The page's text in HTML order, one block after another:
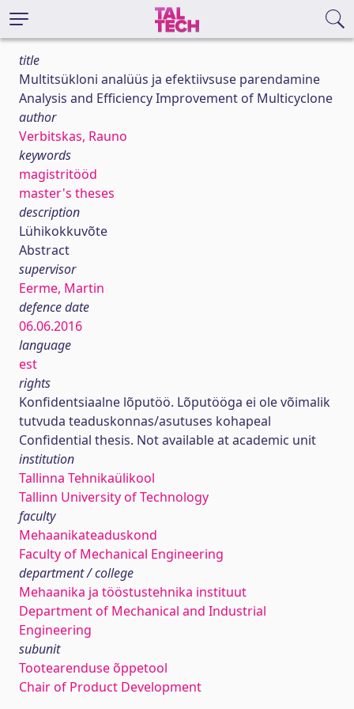
title
Multitsükloni analüüs ja efektiivsuse parendamine
Analysis and Efficiency Improvement of Multicyclone
author
Verbitskas, Rauno
keywords
magistritööd
master's theses
description
Lühikokkuvõte
Abstract
supervisor
Eerme, Martin
defence date
06.06.2016
language
est
rights
Konfidentsiaalne lõputöö. Lõputööga ei ole võimalik
tutvuda teaduskonnas/asutuses kohapeal
Confidential thesis. Not available at academic unit
institution
Tallinna Tehnikaülikool
Tallinn University of Technology
faculty
Mehaanikateaduskond
Faculty of Mechanical Engineering
department / college
Mehaanika ja tööstustehnika instituut
Department of Mechanical and Industrial
Engineering
subunit
Tootearenduse õppetool
Chair of Product Development